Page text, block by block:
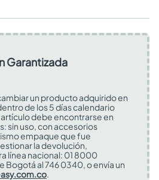
Garantizada
un producto adquirido en
de los 5 días calendario
debe encontrarse en
sin uso, con accesorios
empaque que fue
la devolución,
línea nacional: 01 8000
Bogotá al 746 0340, o envía un
.